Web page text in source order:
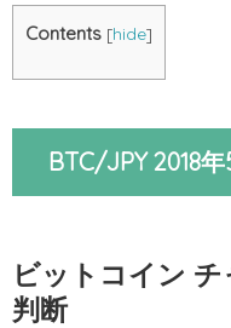
Contents [hide]
BTC/JPY 2018
ビットコイン
判断